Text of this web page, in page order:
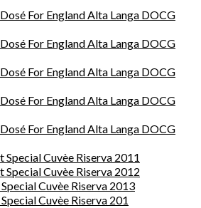
For England Alta Langa DOCG
For England Alta Langa DOCG
For England Alta Langa DOCG
For England Alta Langa DOCG
For England Alta Langa DOCG
Cuvèe Riserva 2011
Cuvèe Riserva 2012
Cuvèe Riserva 2013
Cuvèe Riserva 201